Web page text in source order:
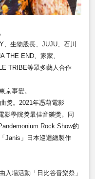
、生物股長、JUJU、石川
THE END、家家、
TRIBE等眾多藝人合作
京事變。
獎。2021年憑藉電影
影學院獎最佳音樂獎。同
Rock Show的
Janis」日本巡迴總製作
入場活動「日比谷音樂祭」